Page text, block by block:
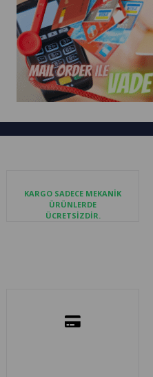
KARGO SADECE MEKANİK
ÜRÜNLERDE
ÜCRETSİZDİR.